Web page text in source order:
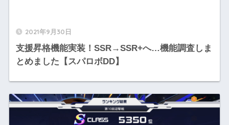
2021年9月30日
支援昇格機能実装！SSR→SSR+へ…機能調査しま
とめました【スパロボDD】